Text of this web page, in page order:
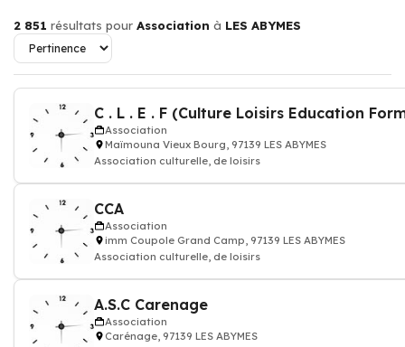
2 851 résultats pour Association à LES ABYMES
C . L . E . F (Culture Loisirs Education
Association
Maïmouna Vieux Bourg, 97139 LES ABYMES
Association culturelle, de loisirs
CCA
Association
imm Coupole Grand Camp, 97139 LES ABYMES
Association culturelle, de loisirs
A.S.C Carenage
Association
Carénage, 97139 LES ABYMES